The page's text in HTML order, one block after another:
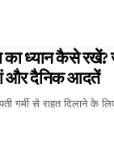
का ध्यान कैसे रखें?
और दैनिक आदतें
गर्मी से राहत दिलाने के